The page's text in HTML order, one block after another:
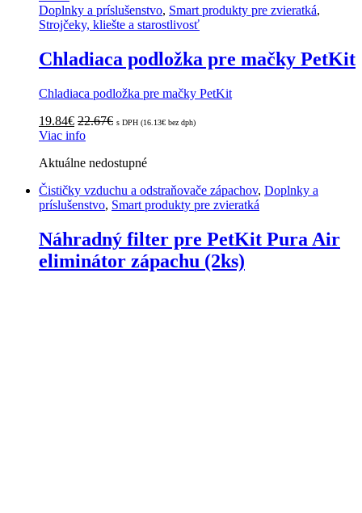
Doplnky a príslušenstvo, Smart produkty pre zvieratká,
Strojčeky, kliešte a starostlivosť
Chladiaca podložka pre mačky PetKit
Chladiaca podložka pre mačky PetKit
19.84€ 22.67€ s DPH (16.13€ bez dph)
Viac info
Aktuálne nedostupné
Čističky vzduchu a odstraňovače zápachov, Doplnky a
príslušenstvo, Smart produkty pre zvieratká
Náhradný filter pre PetKit Pura Air
eliminátor zápachu (2ks)